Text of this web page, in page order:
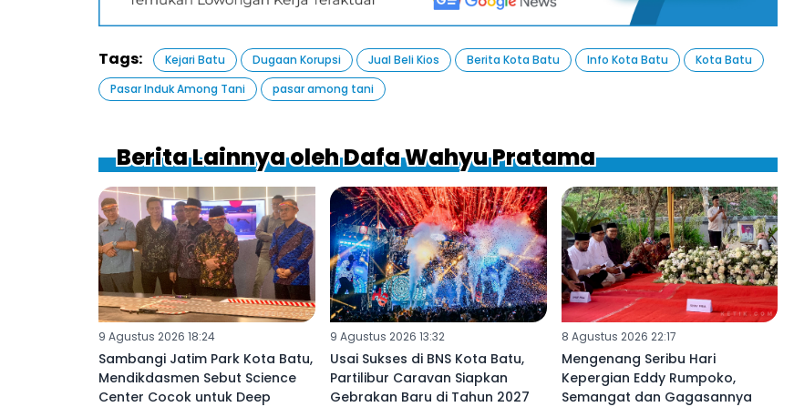
Tags: Kejari Batu Dugaan Korupsi Jual Beli Kios Berita Kota Batu Info Kota Batu
Kota Batu
Pasar Induk Among Tani
pasar among tani
Berita Lainnya oleh Dafa Wahyu Pratama
9 Agustus 2026 18:24
Sambangi Jatim Park Kota Batu,
Mendikdasmen Sebut Science
Center Cocok untuk Deep
9 Agustus 2026 13:32
Usai Sukses di BNS Kota Batu,
Partilibur Caravan Siapkan
Gebrakan Baru di Tahun 2027
8 Agustus 2026 22:17
Mengenang Seribu Hari
Kepergian Eddy Rumpoko,
Semangat dan Gagasannya